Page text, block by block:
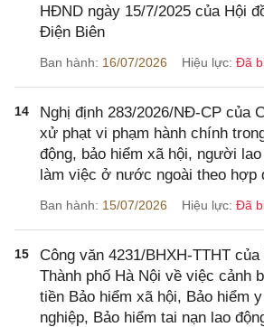
HĐND ngày 15/7/2025 của Hội
Điện Biên
Ban hành: 16/07/2026 Hiệu lực: Đã
14
Nghị định 283/2026/NĐ-CP của
xử phạt vi phạm hành chính
động, bảo hiểm xã hội, người
làm việc ở nước ngoài theo hợp
Ban hành: 15/07/2026 Hiệu lực: Đã
15
Công văn 4231/BHXH-TTHT
Thành phố Hà Nội về việc cảnh
tiền Bảo hiểm xã hội, Bảo hiểm
nghiệp, Bảo hiểm tai nạn lao